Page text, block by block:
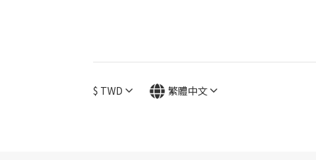
$ TWD 繁體中文